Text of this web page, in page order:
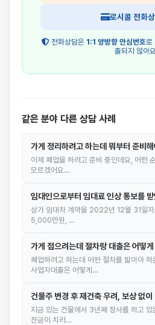
로시콜 전화
전화상담은 1:1 양방향 안심번호로
출되지 않아요
같은 분야 다른 상담 사례
가게 정리하려고 하는데 뭐부터 준비
이제 폐업을 하려고 준비 중인데요, 어떤
모르겠어요…
임대인으로부터 임대료 인상 통보를
상가 임대차 계약을 2022년 12월 31일
5,000만원, …
가게 접으려는데 절차랑 대출은 어떻
폐업하려고 하는데 어떤 절차를 밟아야
사업자대출은 어떻게…
건물주 변경 후 재건축 우려, 보상 없
지금 있는 건물에서 3년째 장사를 하고 있
잔금이 치러…